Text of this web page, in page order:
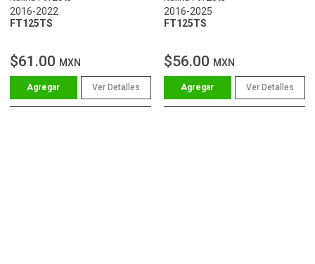
2016-2022
FT125TS
$61.00 MXN
Ver Detalles
2016-2025
FT125TS
$56.00 MXN
Ver Detalles